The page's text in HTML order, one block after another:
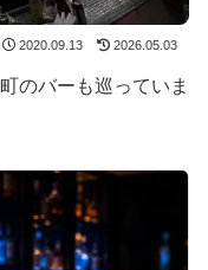
2020.09.13 2026.05.03
のバーも巡っていま